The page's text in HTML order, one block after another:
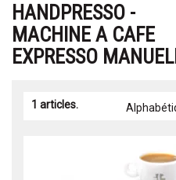
HANDPRESSO -
MACHINE A CAFE
EXPRESSO
1 articles.